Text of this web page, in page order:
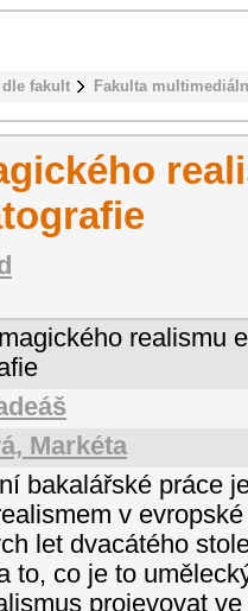
fakult Fakulta
realismu
Markéta
bakalářské práce
v
let dvacátého
to, co je to
projevovat